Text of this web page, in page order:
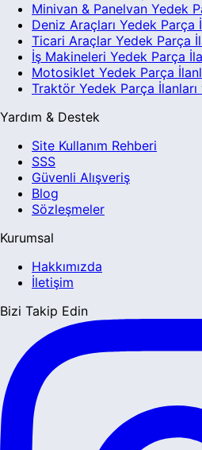
Minivan & Panelvan Yedek
Deniz Araçları Yedek Parça
Ticari Araçlar Yedek Parça
İş Makineleri Yedek Parça
Motosiklet Yedek Parça
Traktör Yedek Parça İlanları
Yardım & Destek
Site Kullanım Rehberi
SSS
Güvenli Alışveriş
Blog
Sözleşmeler
Kurumsal
Hakkımızda
İletişim
Bizi Takip Edin